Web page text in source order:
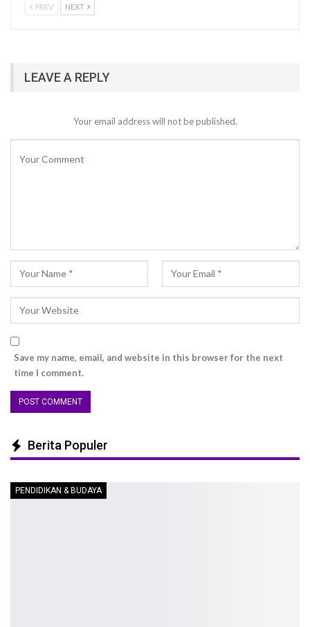
PREV NEXT
LEAVE A REPLY
Your email address will not be published.
Save my name, email, and website in this browser for the next
time I comment.
Berita Populer
PENDIDIKAN & BUDAYA